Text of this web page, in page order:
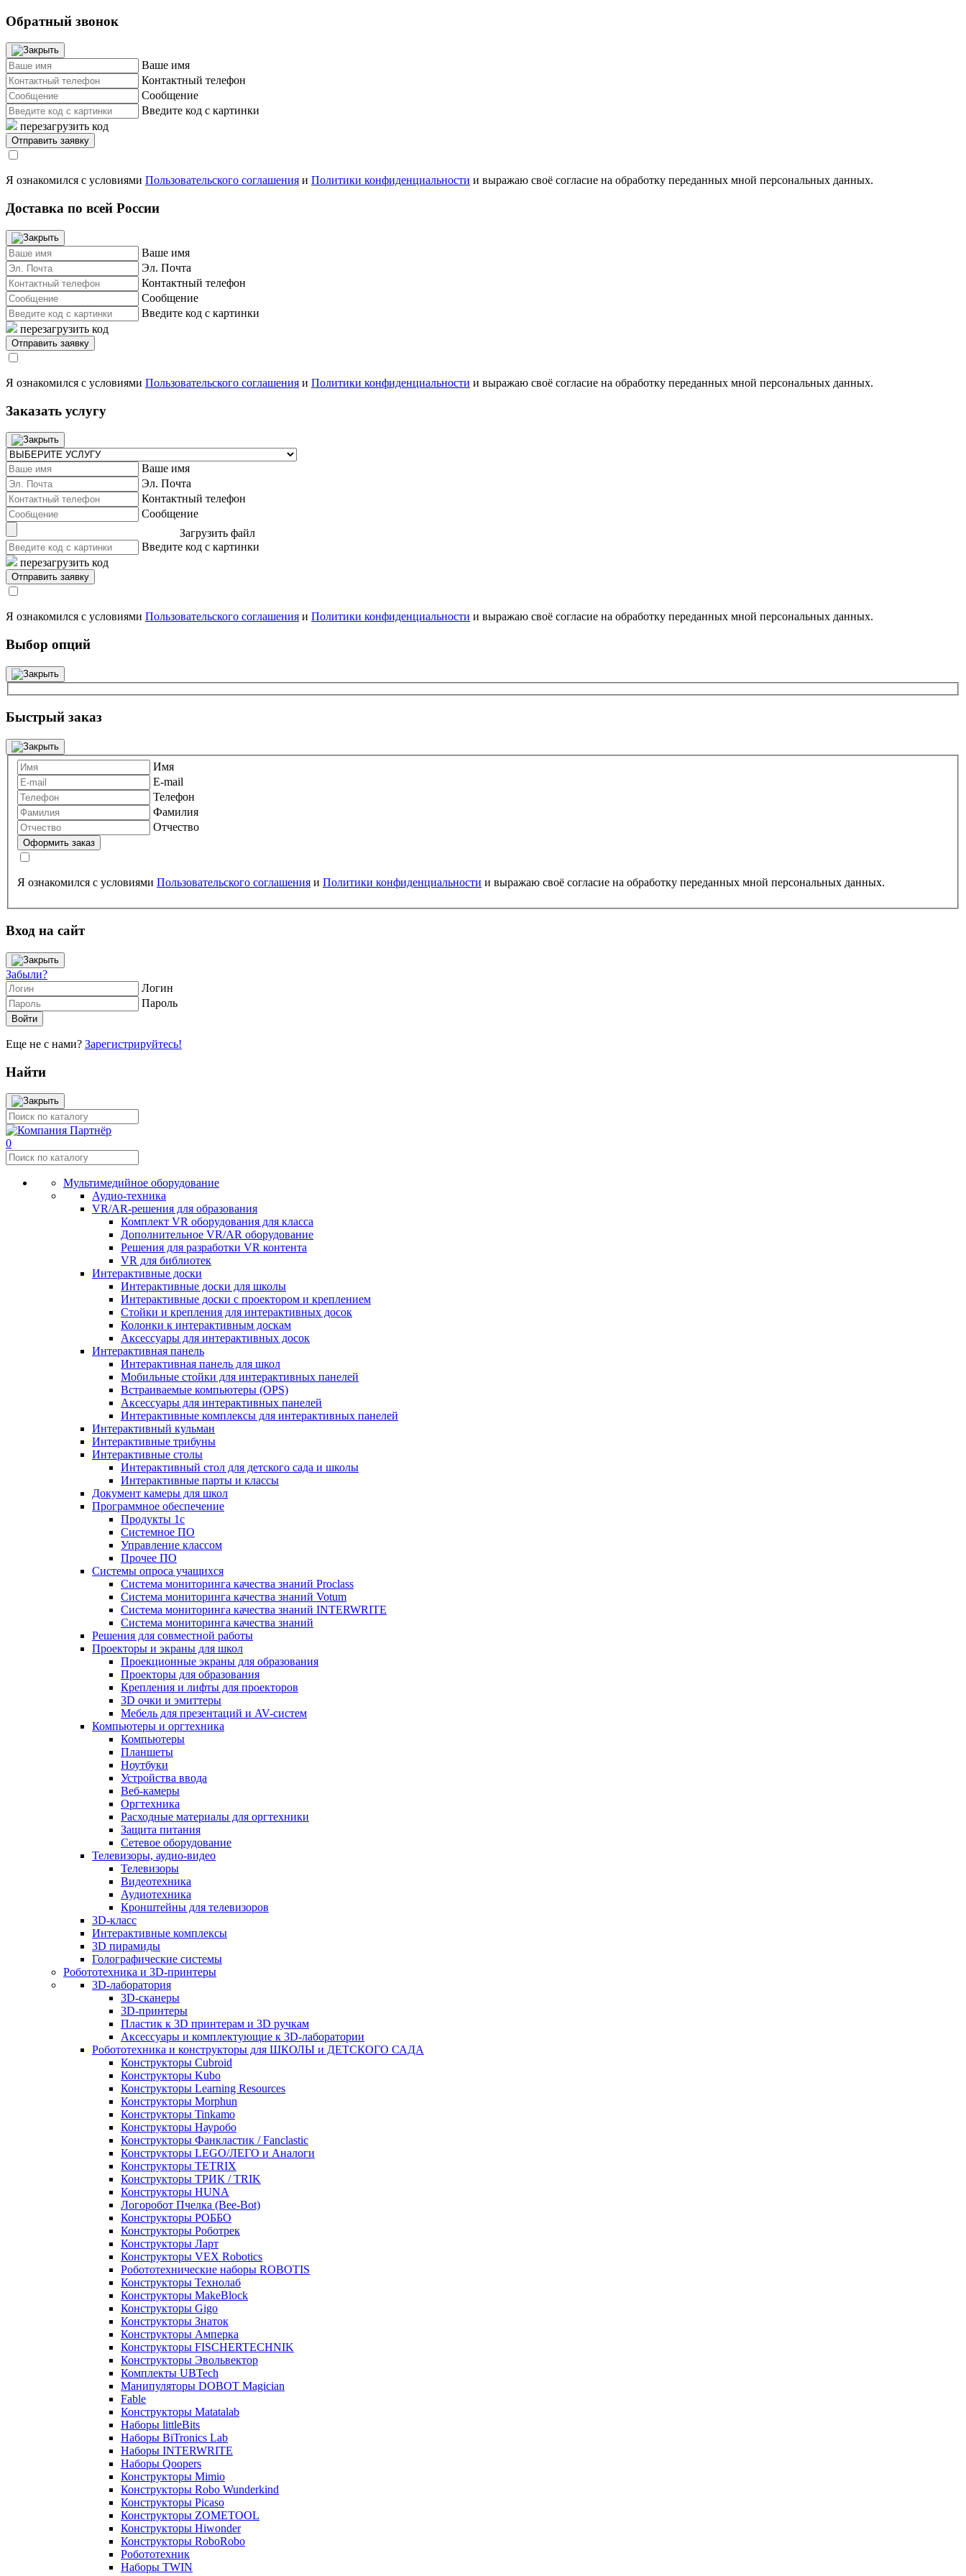
Обратный звонок
Ваше имя
Контактный телефон
Сообщение
Введите код с картинки
перезагрузить код
Я ознакомился с условиями Пользовательского соглашения и Политики конфиденциальности и выражаю своё согласие на обработку переданных мной персональных данных.
Доставка по всей России
Ваше имя
Эл. Почта
Контактный телефон
Сообщение
Введите код с картинки
перезагрузить код
Я ознакомился с условиями Пользовательского соглашения и Политики конфиденциальности и выражаю своё согласие на обработку переданных мной персональных данных.
Заказать услугу
Ваше имя
Эл. Почта
Контактный телефон
Сообщение
Загрузить файл
Введите код с картинки
перезагрузить код
Я ознакомился с условиями Пользовательского соглашения и Политики конфиденциальности и выражаю своё согласие на обработку переданных мной персональных данных.
Выбор опций
Быстрый заказ
Имя
E-mail
Телефон
Фамилия
Отчество
Я ознакомился с условиями Пользовательского соглашения и Политики конфиденциальности и выражаю своё согласие на обработку переданных мной персональных данных.
Вход на сайт
Забыли?
Логин
Пароль
Еще не с нами? Зарегистрируйтесь!
Найти
0
Мультимедийное оборудование
Аудио-техника
VR/AR-решения для образования
Комплект VR оборудования для класса
Дополнительное VR/AR оборудование
Решения для разработки VR контента
VR для библиотек
Интерактивные доски
Интерактивные доски для школы
Интерактивные доски с проектором и креплением
Стойки и крепления для интерактивных досок
Колонки к интерактивным доскам
Аксессуары для интерактивных досок
Интерактивная панель
Интерактивная панель для школ
Мобильные стойки для интерактивных панелей
Встраиваемые компьютеры (OPS)
Аксессуары для интерактивных панелей
Интерактивные комплексы для интерактивных панелей
Интерактивный кульман
Интерактивные трибуны
Интерактивные столы
Интерактивный стол для детского сада и школы
Интерактивные парты и классы
Документ камеры для школ
Программное обеспечение
Продукты 1с
Системное ПО
Управление классом
Прочее ПО
Системы опроса учащихся
Система мониторинга качества знаний Proclass
Система мониторинга качества знаний Votum
Система мониторинга качества знаний INTERWRITE
Система мониторинга качества знаний
Решения для совместной работы
Проекторы и экраны для школ
Проекционные экраны для образования
Проекторы для образования
Крепления и лифты для проекторов
3D очки и эмиттеры
Мебель для презентаций и AV-систем
Компьютеры и оргтехника
Компьютеры
Планшеты
Ноутбуки
Устройства ввода
Веб-камеры
Оргтехника
Расходные материалы для оргтехники
Защита питания
Сетевое оборудование
Телевизоры, аудио-видео
Телевизоры
Видеотехника
Аудиотехника
Кронштейны для телевизоров
3D-класс
Интерактивные комплексы
3D пирамиды
Голографические системы
Робототехника и 3D-принтеры
3D-лаборатория
3D-сканеры
3D-принтеры
Пластик к 3D принтерам и 3D ручкам
Аксессуары и комплектующие к 3D-лаборатории
Робототехника и конструкторы для ШКОЛЫ и ДЕТСКОГО САДА
Конструкторы Cubroid
Конструкторы Kubo
Конструкторы Learning Resources
Конструкторы Morphun
Конструкторы Tinkamo
Конструкторы Науробо
Конструкторы Фанкластик / Fanclastic
Конструкторы LEGO/ЛЕГО и Аналоги
Конструкторы TETRIX
Конструкторы ТРИК / TRIK
Конструкторы HUNA
Логоробот Пчелка (Bee-Bot)
Конструкторы РОББО
Конструкторы Роботрек
Конструкторы Ларт
Конструкторы VEX Robotics
Робототехнические наборы ROBOTIS
Конструкторы Технолаб
Конструкторы MakeBlock
Конструкторы Gigo
Конструкторы Знаток
Конструкторы Амперка
Конструкторы FISCHERTECHNIK
Конструкторы Эвольвектор
Комплекты UBTech
Манипуляторы DOBOT Magician
Fable
Конструкторы Matatalab
Наборы littleBits
Наборы BiTronics Lab
Наборы INTERWRITE
Наборы Qoopers
Конструкторы Mimio
Конструкторы Robo Wunderkind
Конструкторы Picaso
Конструкторы ZOMETOOL
Конструкторы Hiwonder
Конструкторы RoboRobo
Робототехник
Наборы TWIN